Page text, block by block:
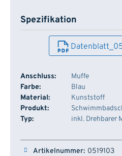
Spezifikation
Anschluss:
Muffe
Farbe:
Blau
Material:
Kunststoff
Produkt:
Typ:
inkl. Drehbarer
Artikelnummer Dimension
0519103